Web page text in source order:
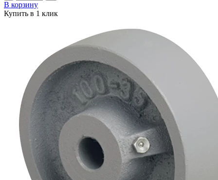
В корзину
Купить в 1 клик